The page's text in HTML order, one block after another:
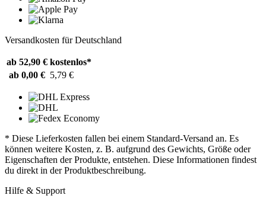
Versandkosten für Deutschland
ab 52,90 € kostenlos*
ab 0,00 € 5,79 €
* Diese Lieferkosten fallen bei einem Standard-Versand an. Es
können weitere Kosten, z. B. aufgrund des Gewichts, Größe oder
Eigenschaften der Produkte, entstehen. Diese Informationen findest
du direkt in der Produktbeschreibung.
Hilfe & Support